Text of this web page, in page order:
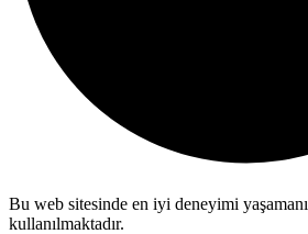
Bu web sitesinde en iyi deneyimi
kullanılmaktadır.